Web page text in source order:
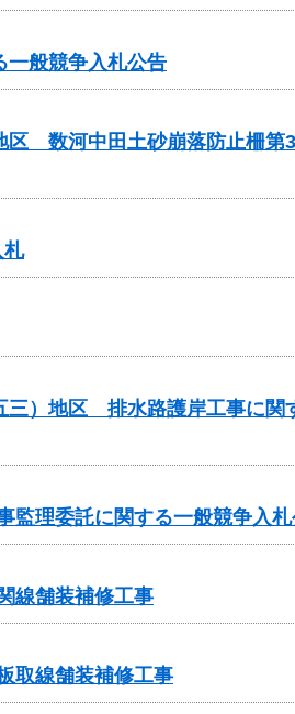
般競争入札公告
数河中田土砂崩落防止柵第
札
）地区 排水路護岸工事に関
監理委託に関する一般競争入
線舗装補修工事
取線舗装補修工事